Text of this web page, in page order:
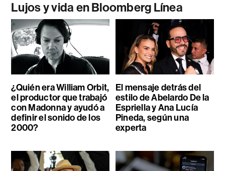
Lujos y vida en Bloomberg Línea
¿Quién era William Orbit,
el productor que trabajó
con Madonna y ayudó a
definir el sonido de los
2000?
El mensaje detrás del
estilo de Abelardo De la
Espriella y Ana Lucía
Pineda, según una
experta